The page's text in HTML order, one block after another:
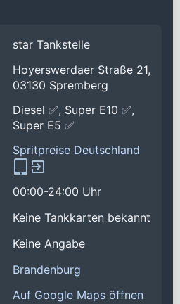
star Tankstelle
Hoyerswerdaer Straße 21,
03130 Spremberg
Diesel ✅, Super E10 ✅,
Super E5 ✅
Spritpreise Deutschland
00:00-24:00 Uhr
Keine Tankkarten bekannt
Keine Angabe
Brandenburg
Auf Google Maps öffnen